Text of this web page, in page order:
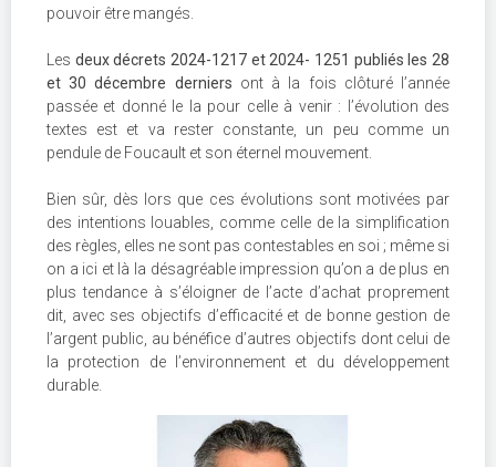
pouvoir être mangés.
Les deux décrets 2024-1217 et 2024- 1251 publiés les 28
et 30 décembre derniers ont à la fois clôturé l’année
passée et donné le la pour celle à venir : l’évolution des
textes est et va rester constante, un peu comme un
pendule de Foucault et son éternel mouvement.
Bien sûr, dès lors que ces évolutions sont motivées par
des intentions louables, comme celle de la simplification
des règles, elles ne sont pas contestables en soi ; même si
on a ici et là la désagréable impression qu’on a de plus en
plus tendance à s’éloigner de l’acte d’achat proprement
dit, avec ses objectifs d’efficacité et de bonne gestion de
l’argent public, au bénéfice d’autres objectifs dont celui de
la protection de l’environnement et du développement
durable.